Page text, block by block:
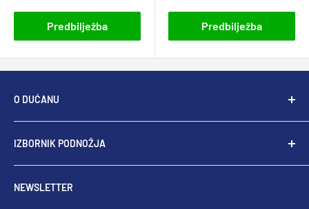
Predbilježba Predbilježba
O DUĆANU
endodontskim rotirajućim i ručnim instrumentima s
ciljem pružanja najboljeg endodontskog rješenja
liječnicima i njihovim pacijentima. Zbog naše
NEWSLETTER
IZBORNIK PODNOŽJA
Pretraživanje
O nama